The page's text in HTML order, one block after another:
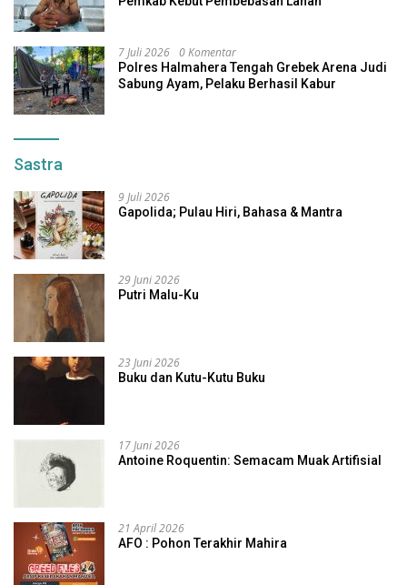
7 Juli 2026 0 Komentar
Polres Halmahera Tengah Grebek Arena Judi
Sabung Ayam, Pelaku Berhasil Kabur
Sastra
9 Juli 2026
Gapolida; Pulau Hiri, Bahasa & Mantra
29 Juni 2026
Putri Malu-Ku
23 Juni 2026
Buku dan Kutu-Kutu Buku
17 Juni 2026
Antoine Roquentin: Semacam Muak Artifisial
21 April 2026
AFO : Pohon Terakhir Mahira